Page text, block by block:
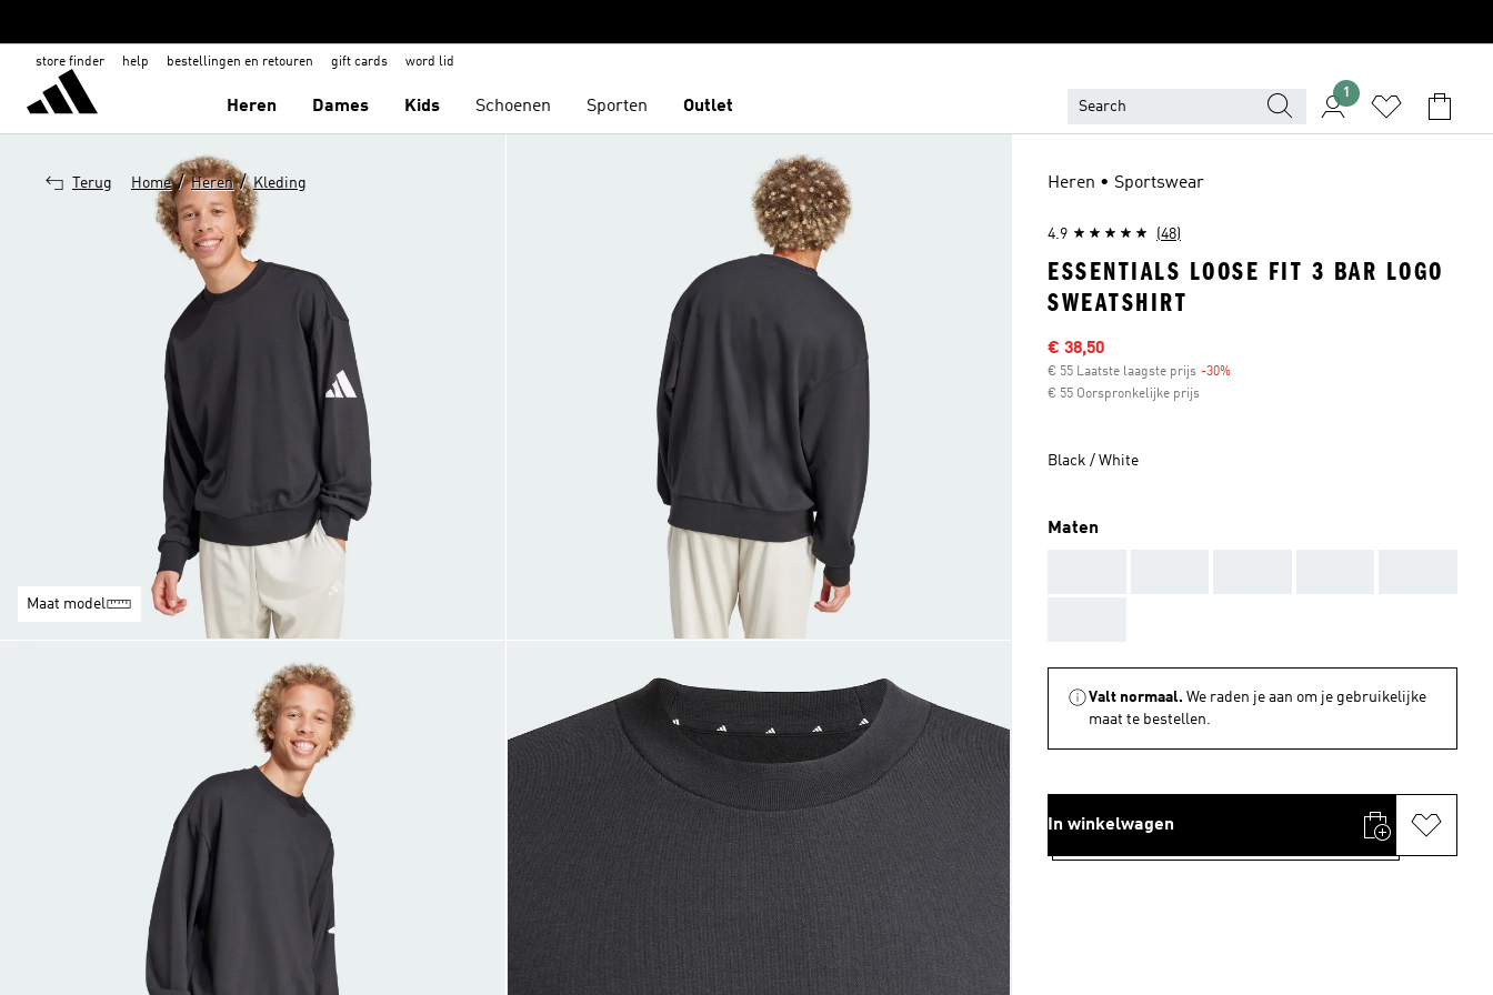
store finder help bestellingen en retouren gift cards word lid
Heren Dames Kids Schoenen Sporten Outlet
1
Terug Home / Heren / Kleding
Maat model
Heren • Sportswear
4.9 (48)
ESSENTIALS LOOSE FIT 3 BAR LOGO
SWEATSHIRT
Afgeprijsde prijs
€ 38,50
€ 55 Laatste laagste prijs -30%
€ 55 Oorspronkelijke prijs
Black / White
Maten
Valt normaal. We raden je aan om je gebruikelijke
maat te bestellen.
In winkelwagen